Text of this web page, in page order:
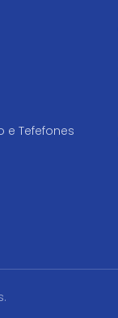
e Tefefones